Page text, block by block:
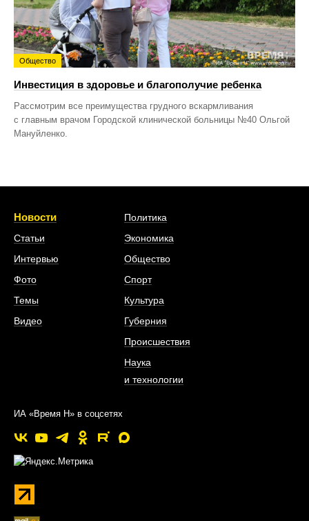
Общество
Инвестиция в здоровье и благополучие ребенка
Рассмотрим все преимущества грудного вскармливания
с главным врачом Городской клинической больницы №40 Ольгой
Мануйленко.
Новости
Статьи
Интервью
Фото
Темы
Видео
Политика
Экономика
Общество
Спорт
Культура
Губерния
Происшествия
Наука
и технологии
ИА «Время Н» в соцсетях